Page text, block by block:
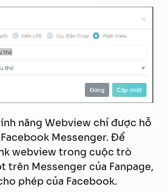
năng Webview chỉ được hỗ
Messenger. Để
webview trong cuộc trò
trên Messenger của Fanpage,
phép của Facebook.